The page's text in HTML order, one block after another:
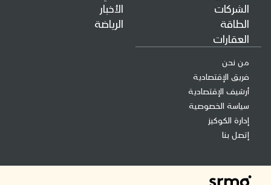
الشركات
الطاقة
العقارات
الأخبار
الرياضة
من نحن
فريق الإقتصادية
أرشيف الإقتصادية
سياسة الخصوصية
إدارة الكوكيز
إتصل بنا